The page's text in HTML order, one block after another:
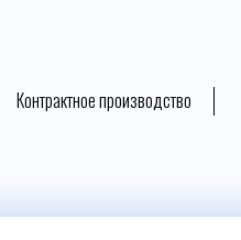
Контрактное производство